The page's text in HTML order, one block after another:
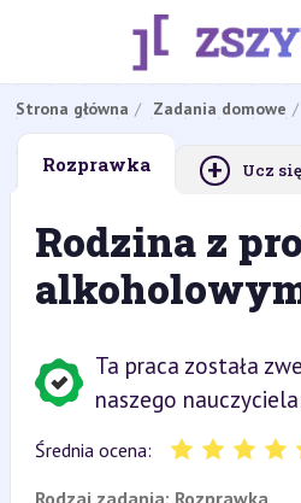
Strona główna Zadania domowe
Rozprawka + Ucz
Rodzina z
Ta praca została
naszego
Średnia ocena:
Rodzaj zadania: Rozprawka